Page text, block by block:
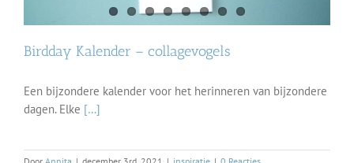
Birdday Kalender – collagevogels
Een bijzondere kalender voor het herinneren van bijzondere
dagen. Elke […]